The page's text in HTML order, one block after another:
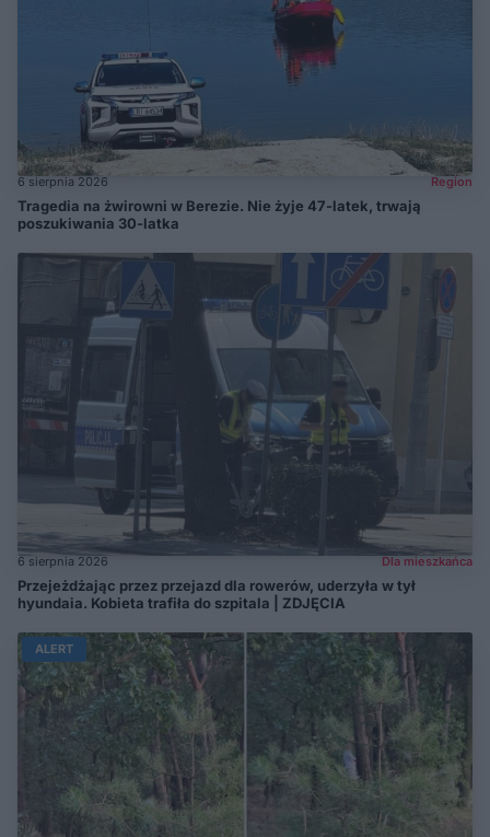
6 sierpnia 2026 Region
Tragedia na żwirowni w Berezie. Nie żyje 47-latek, trwają
poszukiwania 30-latka
6 sierpnia 2026 Dla mieszkańca
Przejeżdżając przez przejazd dla rowerów, uderzyła w tył
hyundaia. Kobieta trafiła do szpitala | ZDJĘCIA
ALERT